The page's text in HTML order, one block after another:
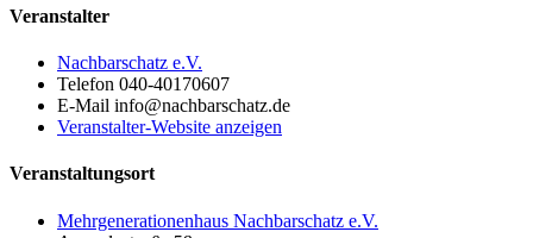
Veranstalter
Nachbarschatz e.V.
Telefon 040-40170607
E-Mail info@nachbarschatz.de
Veranstalter-Website anzeigen
Veranstaltungsort
Mehrgenerationenhaus Nachbarschatz e.V.